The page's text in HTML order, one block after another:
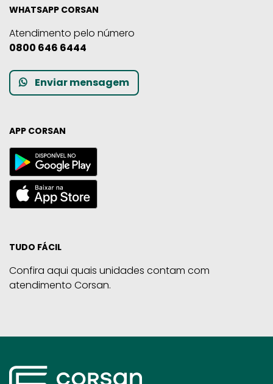
WHATSAPP CORSAN
Atendimento pelo número
0800 646 6444
Enviar mensagem
APP CORSAN
TUDO FÁCIL
Confira aqui quais unidades contam com
atendimento Corsan.